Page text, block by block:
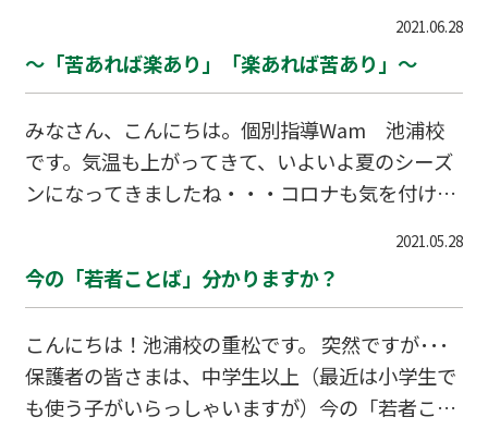
勝敗やルールを知らなかったことをオリンピック
で知ったという競技も 多々ありました。 学校の
授業の始まりも、先生からその話から始まるとい
せっかく出来つつあったリズムをこの夏休みに崩
してしまう人も多いのです。それ！ ちょっと待
なのです。夏は日が昇るのも早く、夕方の日没も
遅い、この季節日照時間が冬に比べて長い。（当
り前ですが・・）冬の朝みたいに寒くてお布団
（ベッド）から なかなか出られない・・・なんて
こともないでしょう。 だから、夏の今なので
す。この夏、朝ダラダラしていないで、早起きを
2021.06.28
～「苦あれば楽あり」「楽あれば苦あり」～
みなさん、こんにちは。個別指導Wam 池浦校
です。気温も上がってきて、いよいよ夏のシーズ
ンになってきましたね・・・コロナも気を付けな
いのが熱中症ですよね、こまめな水分補給は忘れ
ずに！これからの季節も乗り切っていきましょ
葉はご存知でしょう。“苦しいことの後には楽し
いことが待っている”という意味の言葉です。そ
して「楽あれば苦あり」という言葉もありま
2021.05.28
今の「若者ことば」分かりますか？
こんにちは！池浦校の重松です。 突然ですが･･･
保護者の皆さまは、中学生以上（最近は小学生で
も使う子がいらっしゃいますが）今の「若者こと